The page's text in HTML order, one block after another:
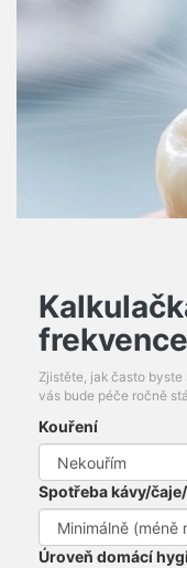
Zjistěte, jak často
vás bude péče ročně
Kouření
Spotřeba kávy/
Úroveň domácí